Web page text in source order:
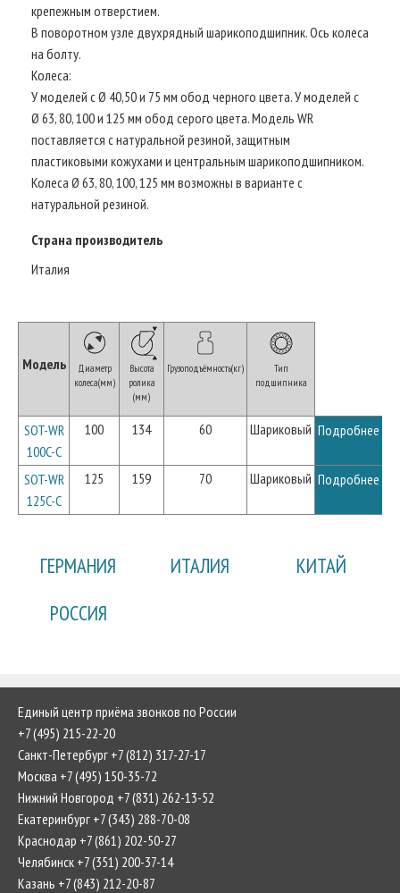
крепежным отверстием.
В поворотном узле двухрядный шарикоподшипник. Ось колеса
на болту.
Колеса:
У моделей с Ø 40,50 и 75 мм обод черного цвета. У моделей с
Ø 63, 80, 100 и 125 мм обод серого цвета. Модель WR
поставляется с натуральной резиной, защитным
пластиковыми кожухами и центральным шарикоподшипником.
Колеса Ø 63, 80, 100, 125 мм возможны в варианте с
натуральной резиной.
Страна производитель
Италия
Модель
Диаметр
колеса(мм)
Высота
ролика
(мм)
Грузоподъёмность(кг)
Тип
подшипника
SOT-WR
100C-C
100 134 60 Шариковый Подробнее
SOT-WR
125C-C
125 159 70 Шариковый Подробнее
ГЕРМАНИЯ ИТАЛИЯ
КИТАЙ
РОССИЯ
Единый центр приёма звонков по России
+7 (495) 215-22-20
Санкт-Петербург +7 (812) 317-27-17
Москва +7 (495) 150-35-72
Нижний Новгород +7 (831) 262-13-52
Екатеринбург +7 (343) 288-70-08
Краснодар +7 (861) 202-50-27
Челябинск +7 (351) 200-37-14
Казань +7 (843) 212-20-87